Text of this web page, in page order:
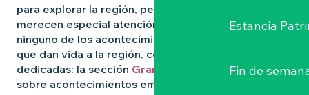
Estancia
Fin de
para explorar la región, pero algunas experiencias
merecen especial atención. Para no perderse
ninguno de los acontecimientos más destacados
que dan vida a la región, consulte nuestras páginas
dedicadas: la sección Grandes Eventos
le informa
sobre acontecimientos emblemáticos como